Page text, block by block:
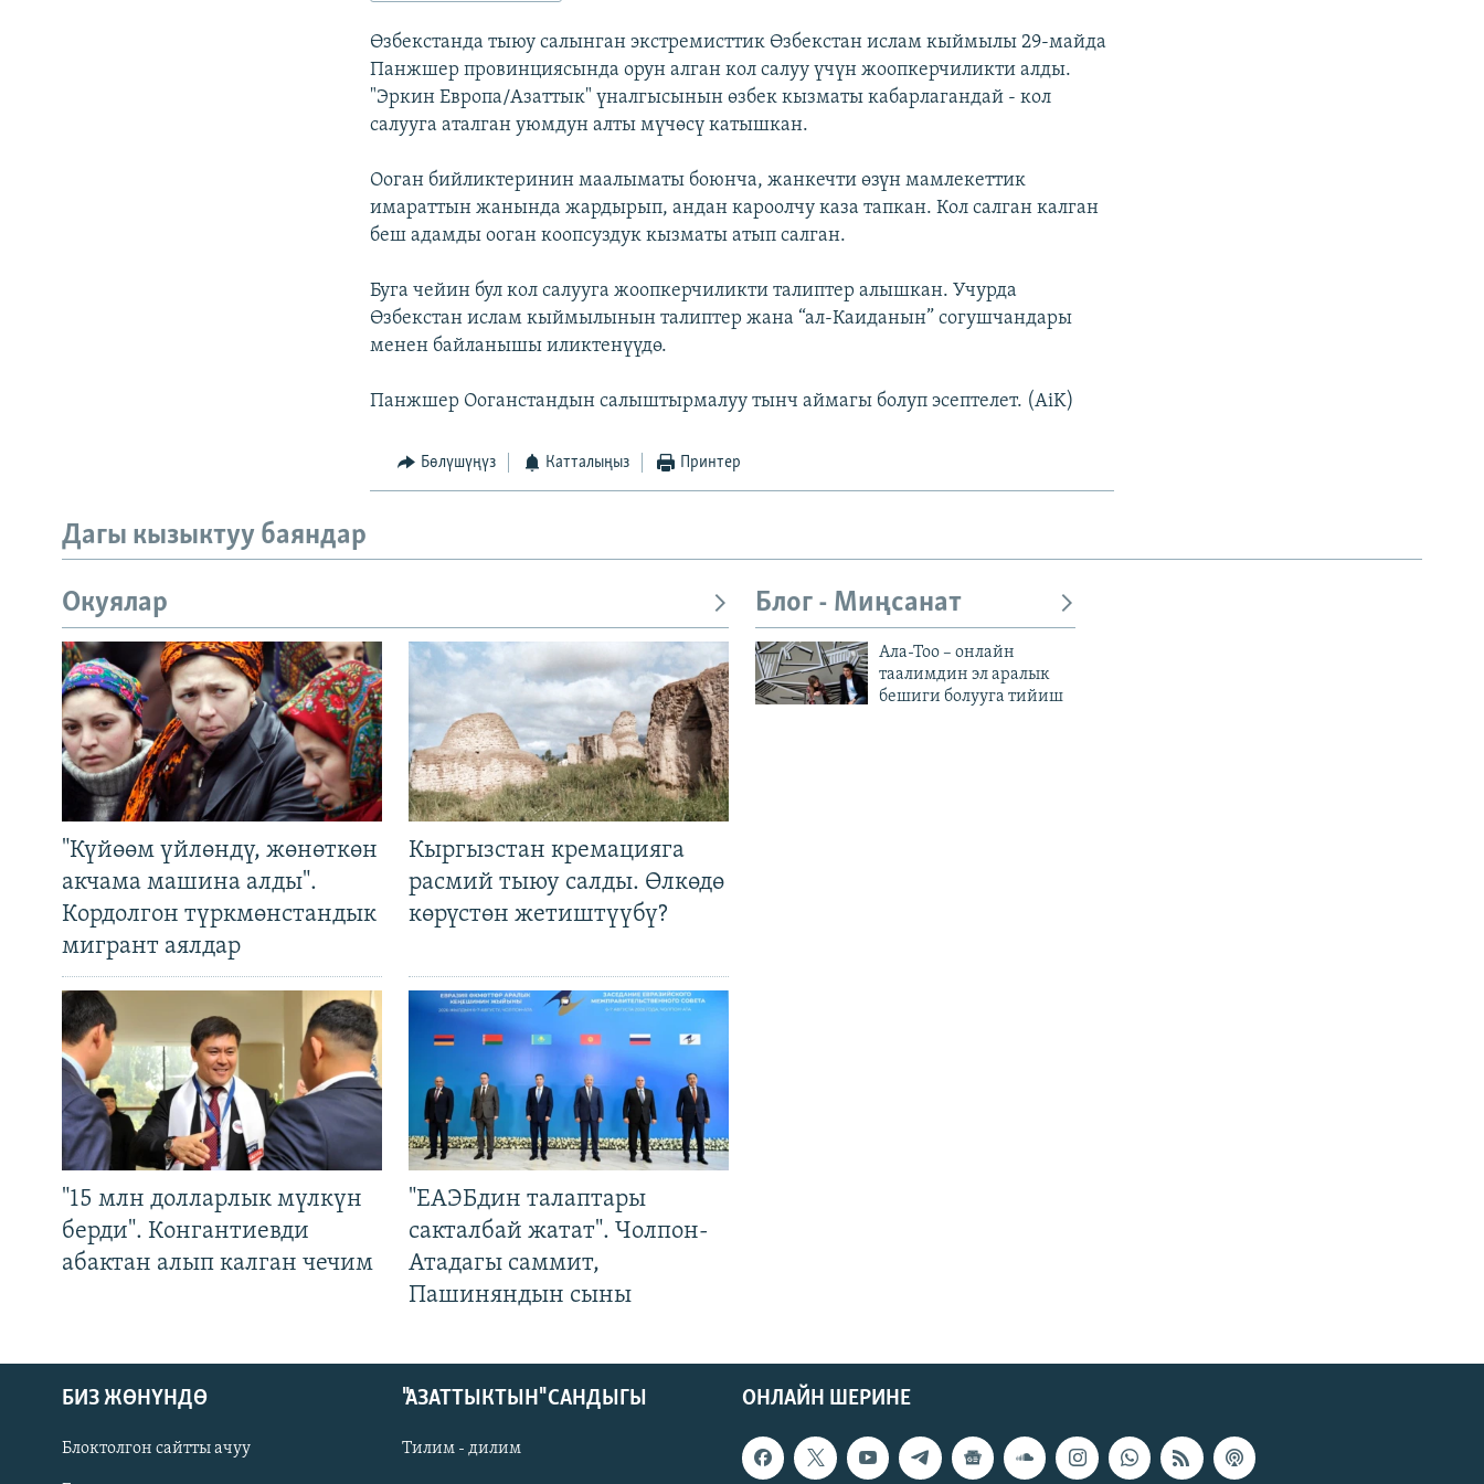
Өзбекстанда тыюу салынган экстремисттик Өзбекстан ислам кыймылы 29-майда
Панжшер провинциясында орун алган кол салуу үчүн жоопкерчиликти алды.
"Эркин Европа/Азаттык" үналгысынын өзбек кызматы кабарлагандай - кол
салууга аталган уюмдун алты мүчөсү катышкан.
Ооган бийликтеринин маалыматы боюнча, жанкечти өзүн мамлекеттик
имараттын жанында жардырып, андан кароолчу каза тапкан. Кол салган калган
беш адамды ооган коопсуздук кызматы атып салган.
Буга чейин бул кол салууга жоопкерчиликти талиптер алышкан. Учурда
Өзбекстан ислам кыймылынын талиптер жана “ал-Каиданын” согушчандары
менен байланышы иликтенүүдө.
Панжшер Ооганстандын салыштырмалуу тынч аймагы болуп эсептелет. (AiK)
Бөлүшүңүз Катталыңыз Принтер
Дагы кызыктуу баяндар
Окуялар
"Күйөөм үйлөндү, жөнөткөн
акчама машина алды".
Кордолгон түркмөнстандык
мигрант аялдар
Кыргызстан кремацияга
расмий тыюу салды. Өлкөдө
көрүстөн жетиштүүбү?
"15 млн долларлык мүлкүн
берди". Конгантиевди
абактан алып калган чечим
"ЕАЭБдин талаптары
сакталбай жатат". Чолпон-
Атадагы саммит,
Пашиняндын сыны
Блог - Миңсанат
Ала-Тоо – онлайн
таалимдин эл аралык
бешиги болууга тийиш
ОНЛАЙН ШЕРИНЕ
БИЗ ЖӨНҮНДӨ
Блоктолгон сайтты ачуу
"АЗАТТЫКТЫН" САНДЫГЫ
Тилим - дилим